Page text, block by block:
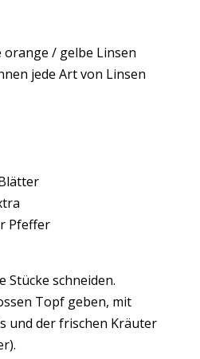
orange / gelbe Linsen
jede Art von Linsen
Pfeffer
Stücke schneiden.
Topf geben, mit
und der frischen Kräuter